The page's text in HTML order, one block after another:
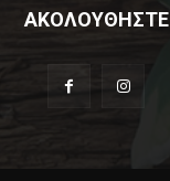
ΑΚΟΛΟΥΘΗΣΤΕ